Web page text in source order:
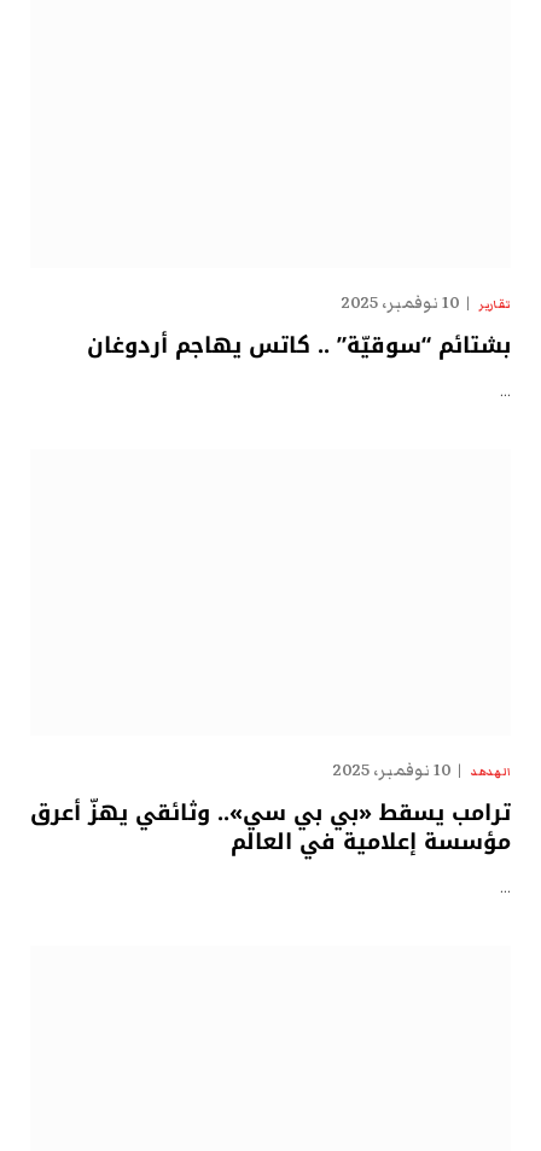
تقارير 10 نوفمبر، 2025
بشتائم “سوقيّة” .. كاتس يهاجم أردوغان
…
الهدهد 10 نوفمبر، 2025
ترامب يسقط «بي بي سي».. وثائقي يهزّ أعرق
مؤسسة إعلامية في العالم
…